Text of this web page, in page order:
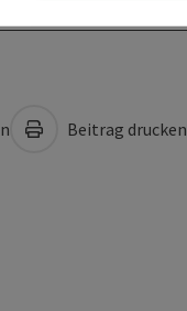
Beitrag drucken